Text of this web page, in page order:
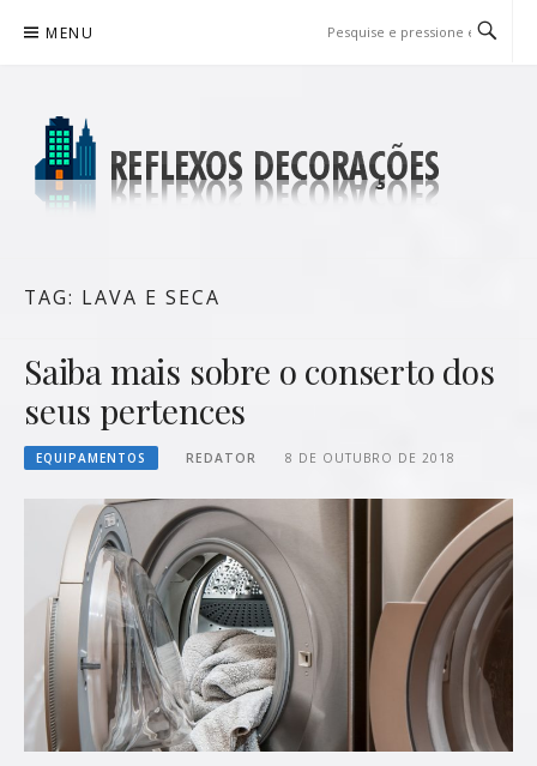
para
MENU
TAG: LAVA E SECA
Saiba mais sobre o conserto dos
seus pertences
EQUIPAMENTOS REDATOR 8 DE OUTUBRO DE 2018